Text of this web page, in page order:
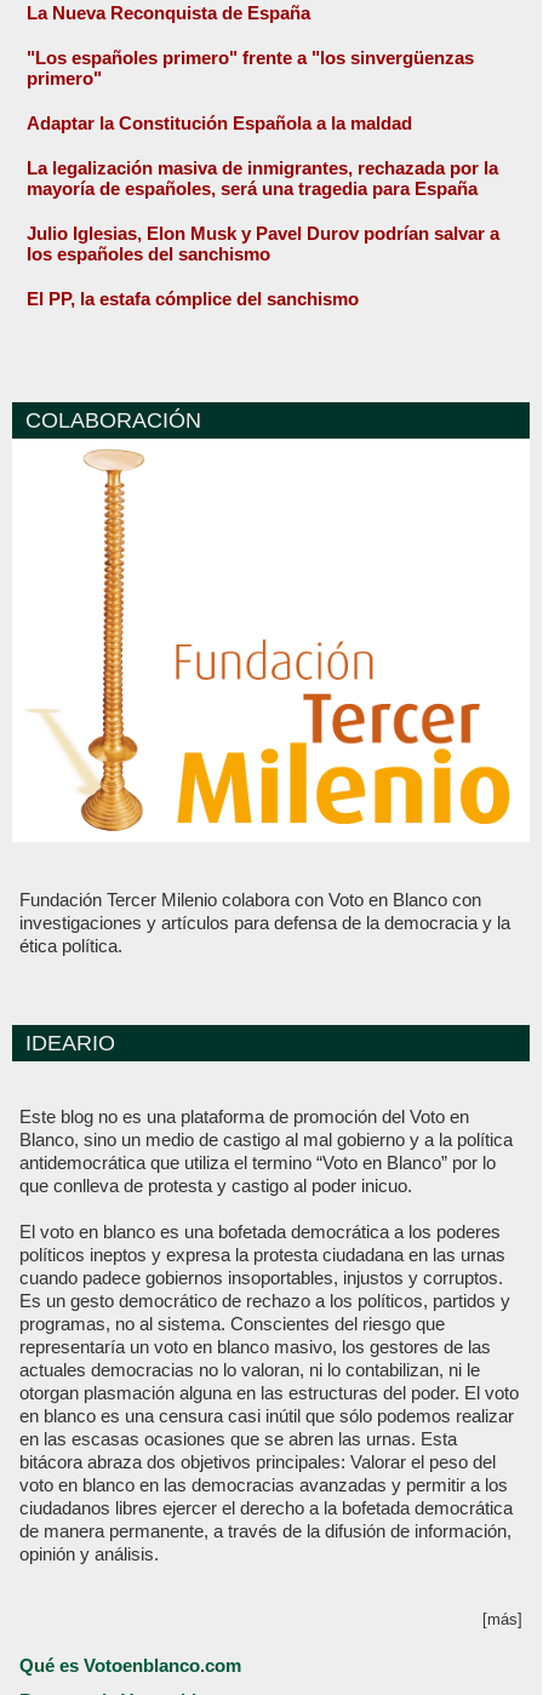
La Nueva Reconquista de España
"Los españoles primero" frente a "los sinvergüenzas
primero"
Adaptar la Constitución Española a la maldad
La legalización masiva de inmigrantes, rechazada por la
mayoría de españoles, será una tragedia para España
Julio Iglesias, Elon Musk y Pavel Durov podrían salvar a
los españoles del sanchismo
El PP, la estafa cómplice del sanchismo
COLABORACIÓN
Fundación Tercer Milenio colabora con Voto en Blanco con
investigaciones y artículos para defensa de la democracia y la
ética política.
IDEARIO
Este blog no es una plataforma de promoción del Voto en
Blanco, sino un medio de castigo al mal gobierno y a la política
antidemocrática que utiliza el termino “Voto en Blanco” por lo
que conlleva de protesta y castigo al poder inicuo.
El voto en blanco es una bofetada democrática a los poderes
políticos ineptos y expresa la protesta ciudadana en las urnas
cuando padece gobiernos insoportables, injustos y corruptos.
Es un gesto democrático de rechazo a los políticos, partidos y
programas, no al sistema. Conscientes del riesgo que
representaría un voto en blanco masivo, los gestores de las
actuales democracias no lo valoran, ni lo contabilizan, ni le
otorgan plasmación alguna en las estructuras del poder. El voto
en blanco es una censura casi inútil que sólo podemos realizar
en las escasas ocasiones que se abren las urnas. Esta
bitácora abraza dos objetivos principales: Valorar el peso del
voto en blanco en las democracias avanzadas y permitir a los
ciudadanos libres ejercer el derecho a la bofetada democrática
de manera permanente, a través de la difusión de información,
opinión y análisis.
[más]
Qué es Votoenblanco.com